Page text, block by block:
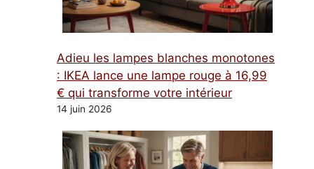
Adieu les lampes blanches monotones
: IKEA lance une lampe rouge à 16,99
€ qui transforme votre intérieur
14 juin 2026